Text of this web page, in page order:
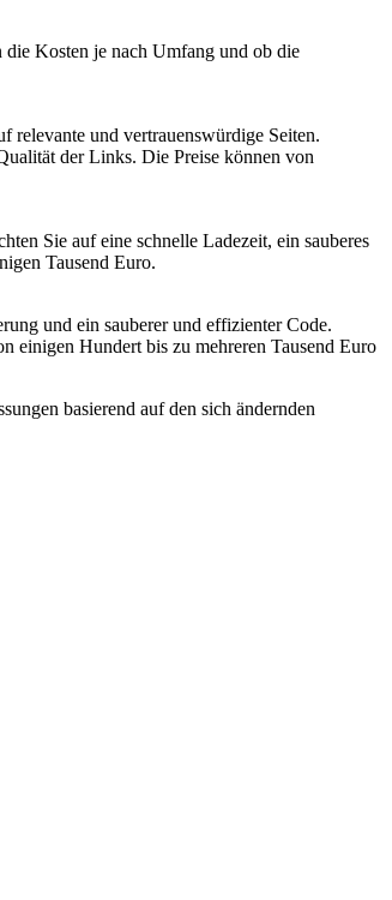
die Kosten je nach Umfang und ob die
relevante und vertrauenswürdige Seiten.
der Links. Die Preise können von
Sie auf eine schnelle Ladezeit, ein sauberes
Tausend Euro.
und ein sauberer und effizienter Code.
einigen Hundert bis zu mehreren Tausend Euro
basierend auf den sich ändernden